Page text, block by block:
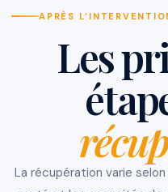
APRÈS
Les
La récupération varie